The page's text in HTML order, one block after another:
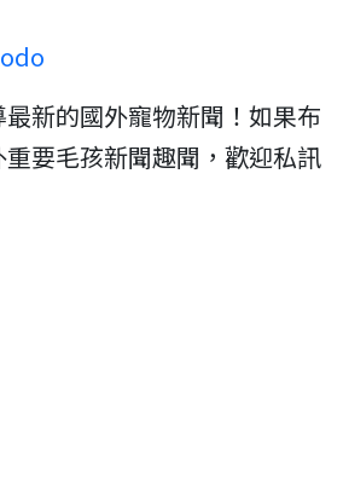
新的國外寵物新聞！如果布
要毛孩新聞趣聞，歡迎私訊